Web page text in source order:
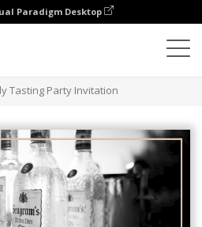
Paradigm Desktop
Tasting Party Invitation